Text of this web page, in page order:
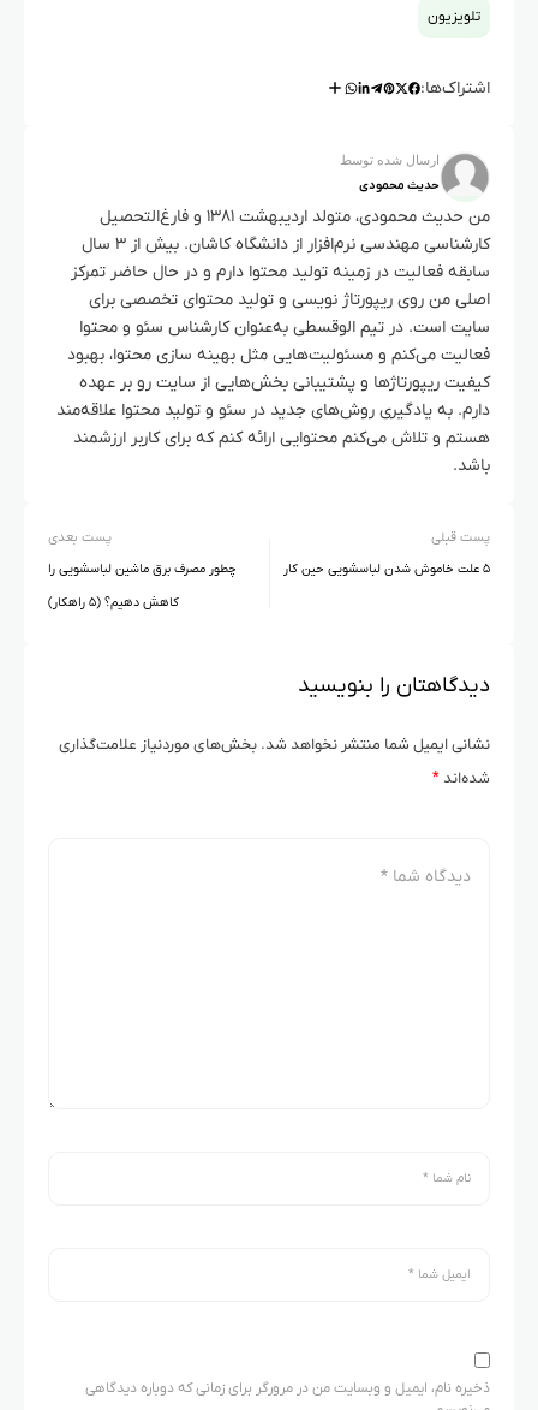
تلویزیون
اشتراک‌ها:
ارسال شده توسط
حدیث محمودی
من حدیث محمودی، متولد اردیبهشت ۱۳۸۱ و فارغ‌التحصیل
کارشناسی مهندسی نرم‌افزار از دانشگاه کاشان. بیش از ۳ سال
سابقه فعالیت در زمینه تولید محتوا دارم و در حال حاضر تمرکز
اصلی من روی ریپورتاژ نویسی و تولید محتوای تخصصی برای
سایت است. در تیم الوقسطی به‌عنوان کارشناس سئو و محتوا
فعالیت می‌کنم و مسئولیت‌هایی مثل بهینه سازی محتوا، بهبود
کیفیت ریپورتاژها و پشتیبانی بخش‌هایی از سایت رو بر عهده
دارم. به یادگیری روش‌های جدید در سئو و تولید محتوا علاقه‌مند
هستم و تلاش می‌کنم محتوایی ارائه کنم که برای کاربر ارزشمند
باشد.
پست قبلی
۵ علت خاموش شدن لباسشویی حین کار
پست بعدی
چطور مصرف برق ماشین لباسشویی را
کاهش دهیم؟ (۵ راهکار)
دیدگاهتان را بنویسید
نشانی ایمیل شما منتشر نخواهد شد. بخش‌های موردنیاز علامت‌گذاری
شده‌اند*
ذخیره نام، ایمیل و وبسایت من در مرورگر برای زمانی که دوباره دیدگاهی